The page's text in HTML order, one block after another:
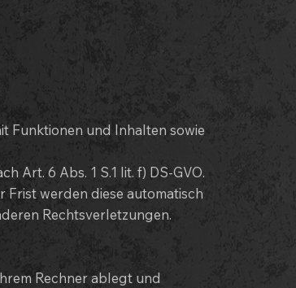
Funktionen und Inhalten sowie
Art. 6 Abs. 1 S.1 lit. f) DS-GVO.
Frist werden diese automatisch
Rechtsverletzungen.
Rechner ablegt und